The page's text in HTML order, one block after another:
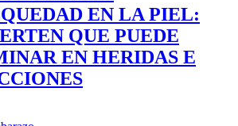
EN LA PIEL:
QUE PUEDE
EN HERIDAS E